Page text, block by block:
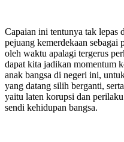
Capaian ini tentunya tak lepas
pejuang kemerdekaan sebagai
oleh waktu apalagi tergerus
dapat kita jadikan momentum
anak bangsa di negeri ini,
yang datang silih berganti,
yaitu laten korupsi dan
sendi kehidupan bangsa.